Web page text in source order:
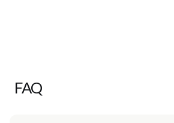
FAQ